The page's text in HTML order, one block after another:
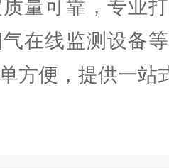
量可靠，专业
在线监测设备
方便，提供一站